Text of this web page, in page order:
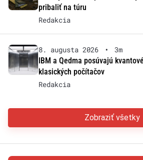
pribaliť na túru
Redakcia
8. augusta 2026 •
3m
IBM a Qedma posúvajú
klasických počítačov
Redakcia
Zobraziť všetky